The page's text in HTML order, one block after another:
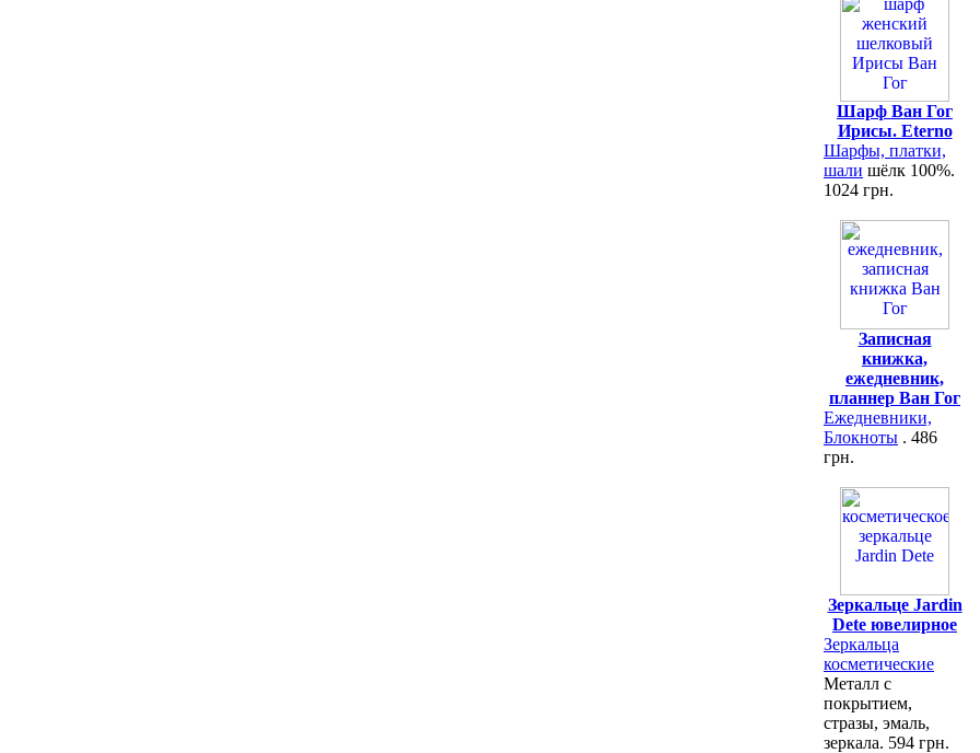
Шарф Ван Гог
Ирисы. Eterno
Шарфы, платки,
шали шёлк 100%.
1024 грн.
Записная
книжка,
ежедневник,
планнер Ван Гог
Ежедневники,
Блокноты . 486
грн.
Зеркальце Jardin
Dete ювелирное
Зеркальца
косметические
Металл с
покрытием,
стразы, эмаль,
зеркала. 594 грн.